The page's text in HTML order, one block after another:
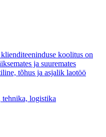
koolitus on
ja suuremates
tõhus ja asjalik laotöö
tehnika, logistika